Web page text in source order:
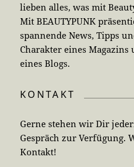
lieben alles, was mit
Mit BEAUTYPUNK
spannende News, Tipps
Charakter eines
eines Blogs.
KONTAKT
Gerne stehen wir Dir
Gespräch zur Verfügung.
Kontakt!